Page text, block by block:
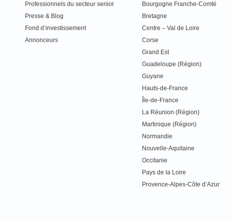
Professionnels du secteur senior
Presse & Blog
Fond d’investissement
Annonceurs
Bourgogne Franche-Comté
Bretagne
Centre – Val de Loire
Corse
Grand Est
Guadeloupe (Région)
Guyane
Hauts-de-France
Île-de-France
La Réunion (Région)
Martinique (Région)
Normandie
Nouvelle-Aquitaine
Occitanie
Pays de la Loire
Provence-Alpes-Côte d’Azur